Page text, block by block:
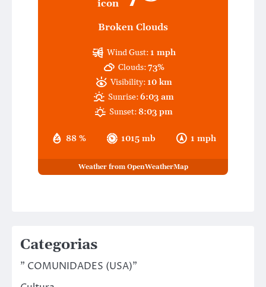
Broken Clouds
88 % 1015 mb 1 mph
Wind Gust: 1 mph
Clouds:73%
Visibility: 10 km
Sunrise:6:03 am
Sunset:8:03 pm
Weather from OpenWeatherMap
Categorias
" COMUNIDADES (USA)"